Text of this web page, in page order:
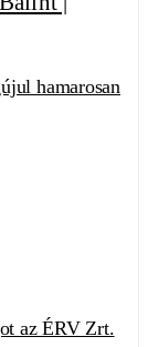
hamarosan
az ÉRV Zrt.